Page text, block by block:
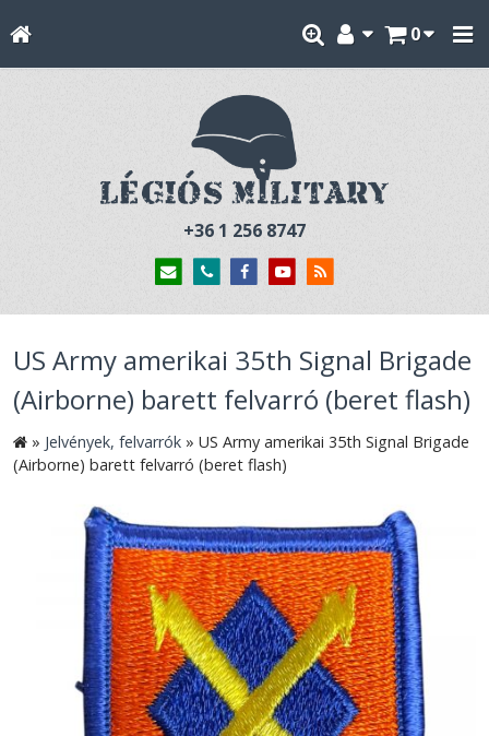
0
+36 1 256 8747
US Army amerikai 35th Signal Brigade
(Airborne) barett felvarró (beret flash)
» Jelvények, felvarrók » US Army amerikai 35th Signal Brigade
(Airborne) barett felvarró (beret flash)